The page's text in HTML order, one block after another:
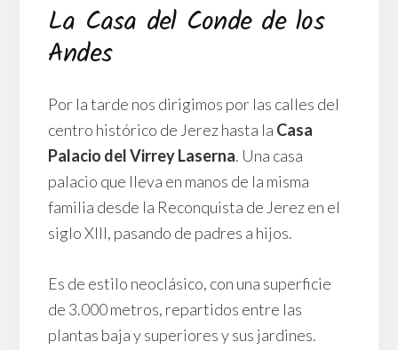
La Casa del Conde de los
Andes
Por la tarde nos dirigimos por las calles del
centro histórico de Jerez hasta la Casa
Palacio del Virrey Laserna. Una casa
palacio que lleva en manos de la misma
familia desde la Reconquista de Jerez en el
siglo XIII, pasando de padres a hijos.
Es de estilo neoclásico, con una superficie
de 3.000 metros, repartidos entre las
plantas baja y superiores y sus jardines.